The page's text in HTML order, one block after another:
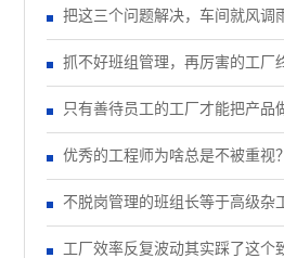
把这三个问题解决，车间就风调
抓不好班组管理，再厉害的工厂
只有善待员工的工厂才能把产品
优秀的工程师为啥总是不被重视？
不脱岗管理的班组长等于高级杂
工厂效率反复波动其实踩了这个